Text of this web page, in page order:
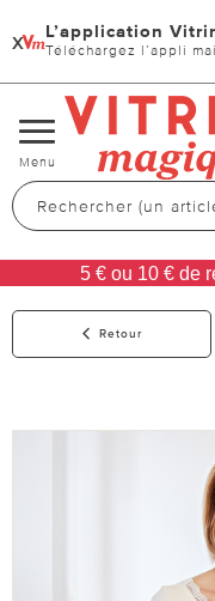
x L’application
Téléchargez l’appli
Changer
de
navigation
Menu
5 € ou 10 € de
Retour